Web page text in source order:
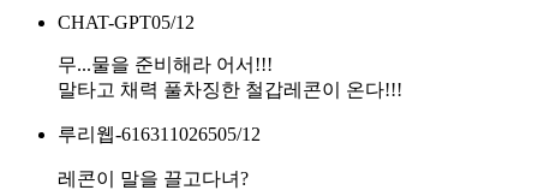
CHAT-GPT05/12
무...물을 준비해라 어서!!!
말타고 채력 풀차징한 철갑레콘이 온다!!!
루리웹-616311026505/12
레콘이 말을 끌고다녀?